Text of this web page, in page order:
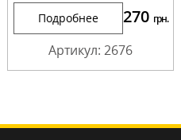
Подробнее 270 грн.
Артикул: 2676